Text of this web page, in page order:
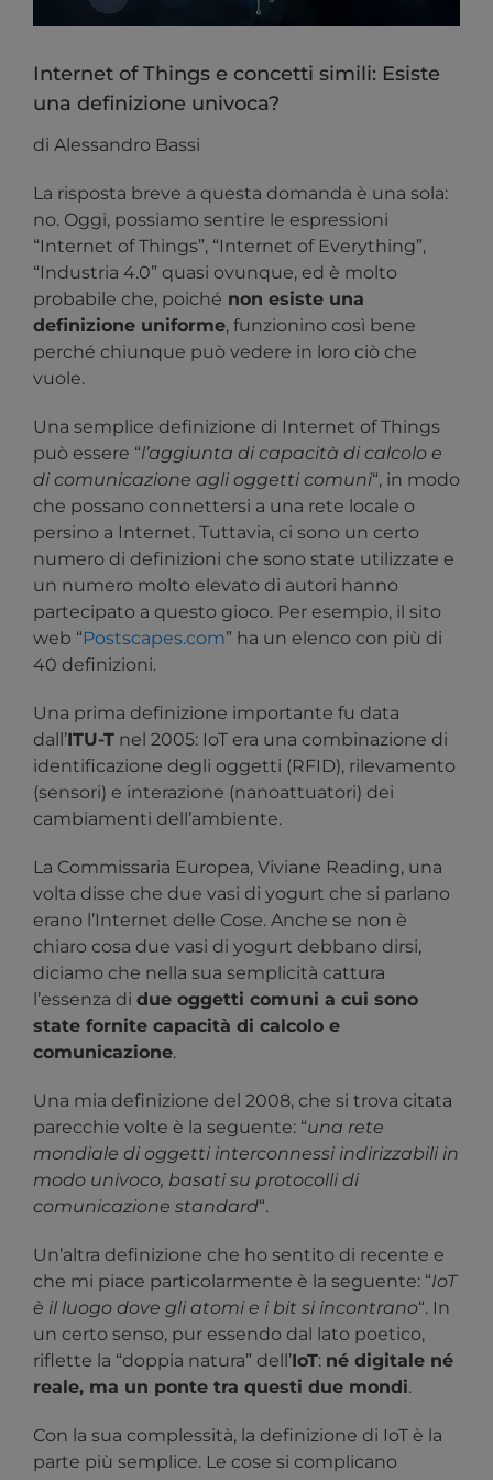
Internet of Things e concetti simili: Esiste
una definizione univoca?
di Alessandro Bassi
La risposta breve a questa domanda è una sola:
no. Oggi, possiamo sentire le espressioni
“Internet of Things”, “Internet of Everything”,
“Industria 4.0” quasi ovunque, ed è molto
probabile che, poiché non esiste una
definizione uniforme, funzionino così bene
perché chiunque può vedere in loro ciò che
vuole.
Una semplice definizione di Internet of Things
può essere “l’aggiunta di capacità di calcolo e
di comunicazione agli oggetti comuni“, in modo
che possano connettersi a una rete locale o
persino a Internet. Tuttavia, ci sono un certo
numero di definizioni che sono state utilizzate e
un numero molto elevato di autori hanno
partecipato a questo gioco. Per esempio, il sito
web “Postscapes.com” ha un elenco con più di
40 definizioni.
Una prima definizione importante fu data
dall’ITU-T nel 2005: IoT era una combinazione di
identificazione degli oggetti (RFID), rilevamento
(sensori) e interazione (nanoattuatori) dei
cambiamenti dell’ambiente.
La Commissaria Europea, Viviane Reading, una
volta disse che due vasi di yogurt che si parlano
erano l’Internet delle Cose. Anche se non è
chiaro cosa due vasi di yogurt debbano dirsi,
diciamo che nella sua semplicità cattura
l’essenza di due oggetti comuni a cui sono
state fornite capacità di calcolo e
comunicazione.
Una mia definizione del 2008, che si trova citata
parecchie volte è la seguente: “una rete
mondiale di oggetti interconnessi indirizzabili in
modo univoco, basati su protocolli di
comunicazione standard“.
Un’altra definizione che ho sentito di recente e
che mi piace particolarmente è la seguente: “IoT
è il luogo dove gli atomi e i bit si incontrano“. In
un certo senso, pur essendo dal lato poetico,
riflette la “doppia natura” dell’IoT: né digitale né
reale, ma un ponte tra questi due mondi.
Con la sua complessità, la definizione di IoT è la
parte più semplice. Le cose si complicano